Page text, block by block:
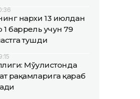
нархи 13 июлдан
баррель учун 79
тушди
Мўғулистонда
рақамларига қараб